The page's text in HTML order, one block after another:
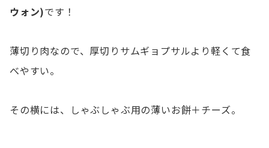
ウォン)です！
薄切り肉なので、厚切りサムギョプサルより軽くて食
べやすい。
その横には、しゃぶしゃぶ用の薄いお餅＋チーズ。